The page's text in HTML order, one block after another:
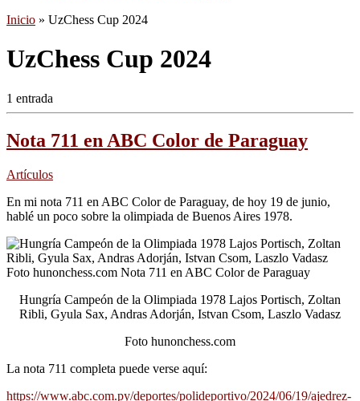
Inicio » UzChess Cup 2024
UzChess Cup 2024
1 entrada
Nota 711 en ABC Color de Paraguay
Artículos
En mi nota 711 en ABC Color de Paraguay, de hoy 19 de junio,
hablé un poco sobre la olimpiada de Buenos Aires 1978.
Hungría Campeón de la Olimpiada 1978 Lajos Portisch, Zoltan
Ribli, Gyula Sax, Andras Adorján, Istvan Csom, Laszlo Vadasz
Foto hunonchess.com
La nota 711 completa puede verse aquí:
https://www.abc.com.py/deportes/polideportivo/2024/06/19/ajedrez-